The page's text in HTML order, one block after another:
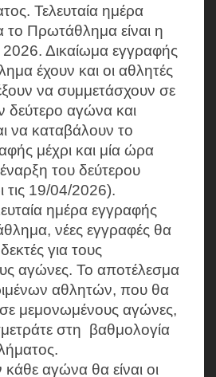
Τελευταία ημέρα
το Πρωτάθλημα είναι η
Δικαίωμα εγγραφής
έχουν και οι αθλητές
να συμμετάσχουν σε
δεύτερο αγώνα και
να καταβάλουν το
μέχρι και μία ώρα
του δεύτερου
τις 19/04/2026).
ημέρα εγγραφής
νέες εγγραφές θα
για τους
αγώνες. Το αποτέλεσμα
αθλητών, που θα
σε μεμονωμένους αγώνες,
στη βαθμολογία
κάθε αγώνα θα είναι οι